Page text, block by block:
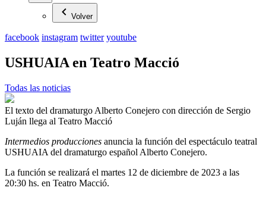
Volver
facebook instagram twitter youtube
USHUAIA en Teatro Macció
Todas las noticias
El texto del dramaturgo Alberto Conejero con dirección de Sergio
Luján llega al Teatro Macció
Intermedios producciones anuncia la función del espectáculo teatral
USHUAIA del dramaturgo español Alberto Conejero.
La función se realizará el martes 12 de diciembre de 2023 a las
20:30 hs. en Teatro Macció.